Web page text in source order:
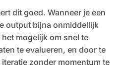
dit goed. Wanneer je een
output bijna onmiddellijk
mogelijk om snel te
te evalueren, en door te
zonder momentum te